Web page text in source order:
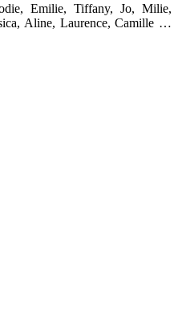
Emilie, Tiffany, Jo, Milie,
Aline, Laurence, Camille …